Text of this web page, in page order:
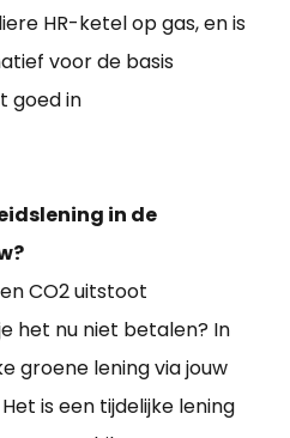
HR-ketel op gas, en is
voor de basis
goed in
in de
CO2 uitstoot
het nu niet betalen? In
groene lening via jouw
is een tijdelijke lening